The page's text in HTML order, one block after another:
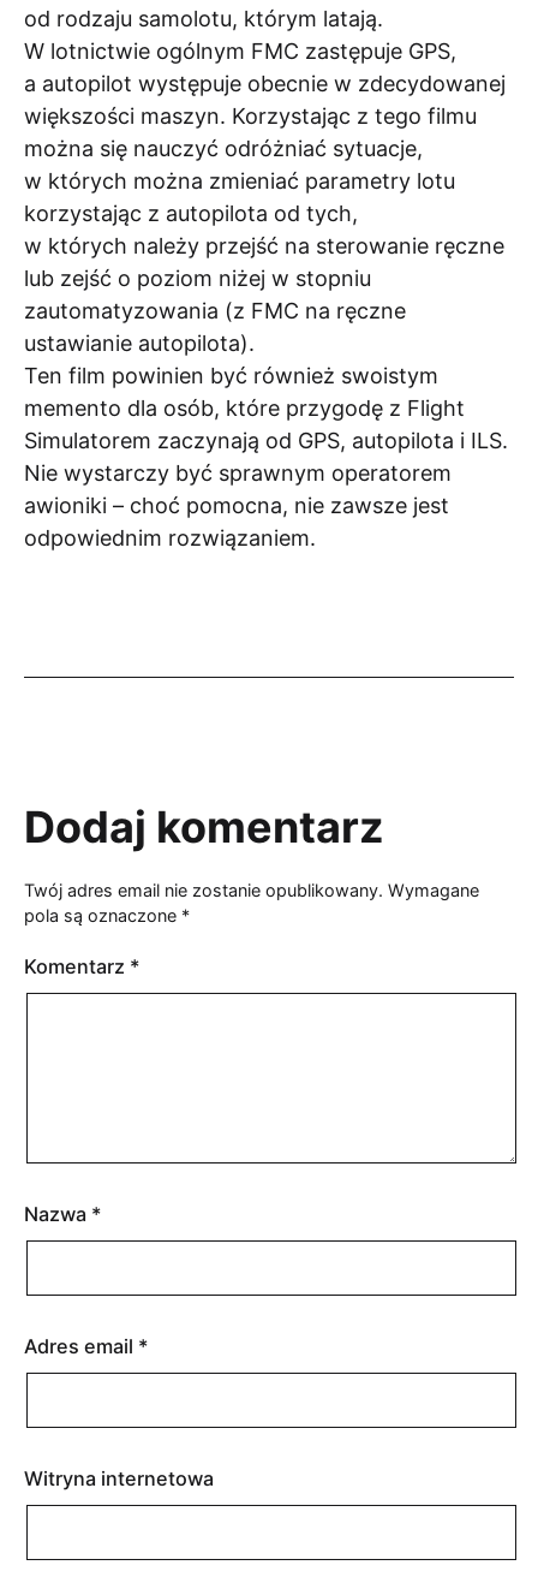
od rodzaju samolotu, którym latają.
W lotnictwie ogólnym FMC zastępuje GPS,
a autopilot występuje obecnie w zdecydowanej
większości maszyn. Korzystając z tego filmu
można się nauczyć odróżniać sytuacje,
w których można zmieniać parametry lotu
korzystając z autopilota od tych,
w których należy przejść na sterowanie ręczne
lub zejść o poziom niżej w stopniu
zautomatyzowania (z FMC na ręczne
ustawianie autopilota).
Ten film powinien być również swoistym
memento dla osób, które przygodę z Flight
Simulatorem zaczynają od GPS, autopilota i ILS.
Nie wystarczy być sprawnym operatorem
awioniki – choć pomocna, nie zawsze jest
odpowiednim rozwiązaniem.
Dodaj komentarz
Twój adres email nie zostanie opublikowany. Wymagane
pola są oznaczone *
Komentarz *
Nazwa *
Adres email *
Witryna internetowa